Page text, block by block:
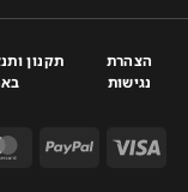
הצהרת
נגישות
תקנון
באתר